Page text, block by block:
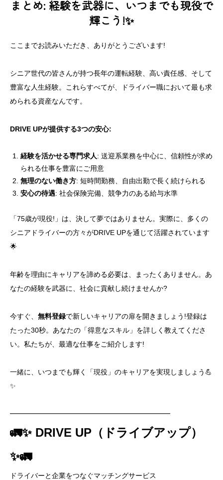
まとめ: 経験を武器に、いつまでも現役で
輝こう!✨
ここまでお読みいただき、ありがとうございます!
シニア世代の皆さんが持つ長年の運転経験、高い責任感、そして
豊富な人生経験。これらすべてが、ドライバー職において最も求
められる資産なんです。
DRIVE UPが提供する3つの安心:
経験を活かせる専門求人: 送迎系業務を中心に、信頼性が求め
られる仕事を豊富にご用意
無理のない働き方: 短時間勤務、自由出勤で長く続けられる
安心の待遇: 社会保険完備、競争力のある給与水準
「75歳が現役!」は、決して夢ではありません。実際に、多くの
シニアドライバーの方々がDRIVE UPを通じて活躍されています
🌟
年齢を理由にキャリアを諦める必要は、まったくありません。あ
なたの経験を武器に、社会に貢献し続けませんか?
今すぐ、 無料登録で新しいキャリアの扉を開きましょう!登録は
たった30秒。あなたの「得意なスキル」を詳しく教えてくださ
い。私たちが、最適な仕事をご紹介します!
一緒に、いつまでも輝く「現役」のキャリアを実現しましょう💪
✨
━━━━━━━━━━━━━━━━━━━━━━━
🚛✨ DRIVE UP（ドライブアップ）
✨🚛
ドライバーと企業をつなぐマッチングサービス